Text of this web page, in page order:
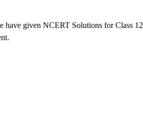
have given NCERT Solutions for Class 12